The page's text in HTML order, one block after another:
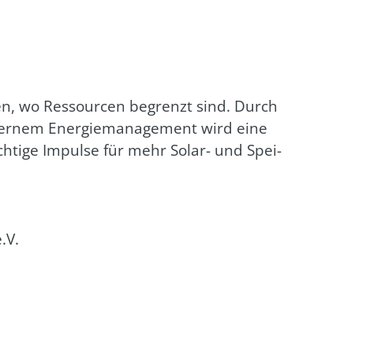
wo Res­sour­cen begrenzt sind. Durch
Ener­gie­ma­nage­ment wird eine
Impul­se für mehr Solar- und Spei­